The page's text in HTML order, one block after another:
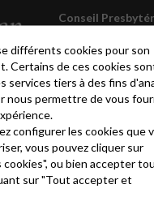
Conseil
différents cookies pour son
Certains de ces cookies
services tiers à des fins
nous permettre de vous
configurer les cookies que
vous pouvez cliquer sur
ou bien accepter
sur "Tout accepter et